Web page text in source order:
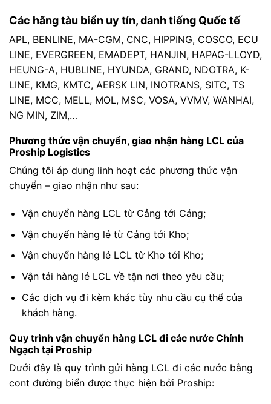
Các hãng tàu biển uy tín, danh tiếng Quốc tế
APL, BENLINE, MA-CGM, CNC, HIPPING, COSCO, ECU
LINE, EVERGREEN, EMADEPT, HANJIN, HAPAG-LLOYD,
HEUNG-A, HUBLINE, HYUNDA, GRAND, NDOTRA, K-
LINE, KMG, KMTC, AERSK LIN, INOTRANS, SITC, TS
LINE, MCC, MELL, MOL, MSC, VOSA, VVMV, WANHAI,
NG MIN, ZIM,…
Phương thức vận chuyển, giao nhận hàng LCL của
Proship Logistics
Chúng tôi áp dung linh hoạt các phương thức vận
chuyển – giao nhận như sau:
Vận chuyển hàng LCL từ Cảng tới Cảng;
Vận chuyển hàng lẻ từ Cảng tới Kho;
Vận chuyển hàng lẻ LCL từ Kho tới Kho;
Vận tải hàng lẻ LCL về tận nơi theo yêu cầu;
Các dịch vụ đi kèm khác tùy nhu cầu cụ thể của
khách hàng.
Quy trình vận chuyển hàng LCL đi các nước Chính
Ngạch tại Proship
Dưới đây là quy trình gửi hàng LCL đi các nước bằng
cont đường biển được thực hiện bởi Proship: